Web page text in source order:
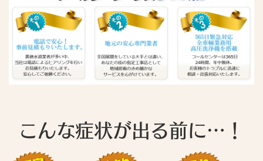
こんな症状が出る前に…！